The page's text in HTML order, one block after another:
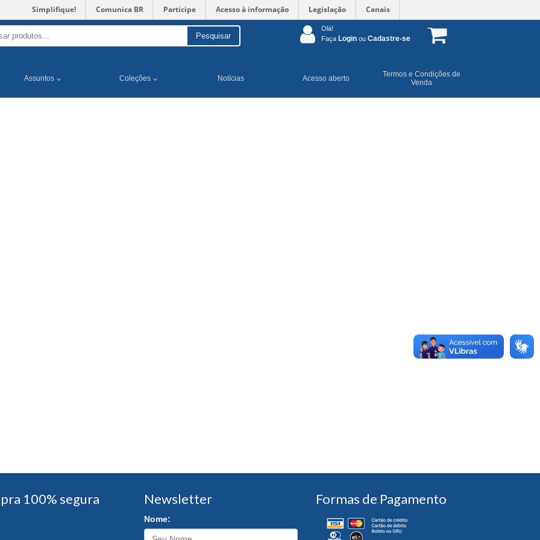
Simplifique! Comunica BR Participe Acesso à informação Legislação Canais
Pesquisar
Olá!
Faça Login ou Cadastre-se
Assuntos Coleções Notícias Acesso aberto
Termos e Condições de
Venda
100% segura Newsletter
Nome:
Formas de Pagamento